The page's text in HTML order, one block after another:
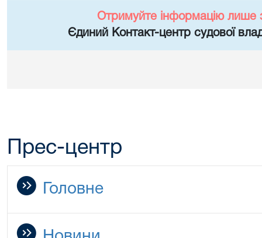
Отримуйте інформацію лише
Єдиний Контакт-центр судової
Прес-центр
Головне